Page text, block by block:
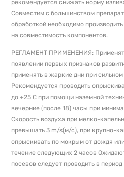
рекомендуется снижать норму
Совместим с большинством
обработкой необходимо
на совместимость компонентов.
РЕГЛАМЕНТ ПРИМЕНЕНИЯ:
появлении первых признаков
применять в жаркие дни при
Рекомендуется проводить
до +25 С при помощи наземной
вечерние (после 18) часы при
Скорость воздуха при мелко-
превышать 3 m/s(м/с), при крупно-
опрыскивать по мокрым от дождя
течение следующих 2 часов
посевов следует проводить в